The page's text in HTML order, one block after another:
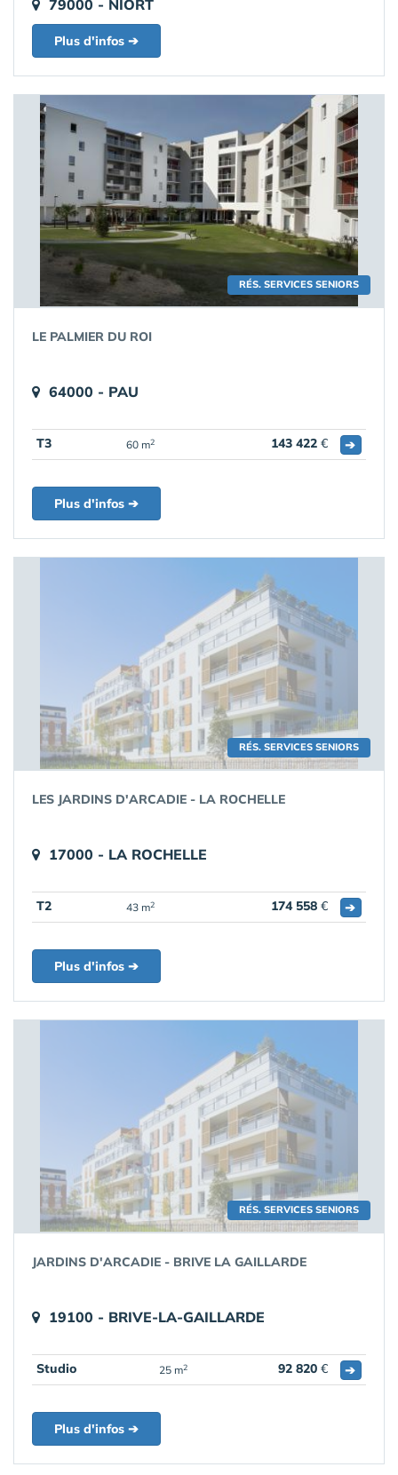
79000 - NIORT
Plus d'infos ➔
RÉS. SERVICES SENIORS
LE PALMIER DU ROI
64000 - PAU
T3 60 m2 143 422 € ➔
Plus d'infos ➔
RÉS. SERVICES SENIORS
LES JARDINS D'ARCADIE - LA ROCHELLE
17000 - LA ROCHELLE
T2 43 m2 174 558 € ➔
Plus d'infos ➔
RÉS. SERVICES SENIORS
JARDINS D'ARCADIE - BRIVE LA GAILLARDE
19100 - BRIVE-LA-GAILLARDE
Studio 25 m2 92 820 € ➔
Plus d'infos ➔